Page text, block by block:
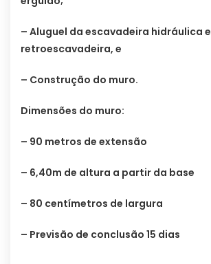
– Aluguel da escavadeira hidráulica e
retroescavadeira, e
– Construção do muro.
Dimensões do muro:
– 90 metros de extensão
– 6,40m de altura a partir da base
– 80 centímetros de largura
– Previsão de conclusão 15 dias